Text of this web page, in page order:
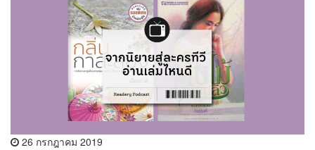
26 กรกฎาคม 2019